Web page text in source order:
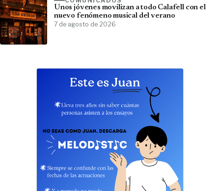
Unos jóvenes movilizan a todo Calafell con el
nuevo fenómeno musical del verano
7 de agosto de 2026